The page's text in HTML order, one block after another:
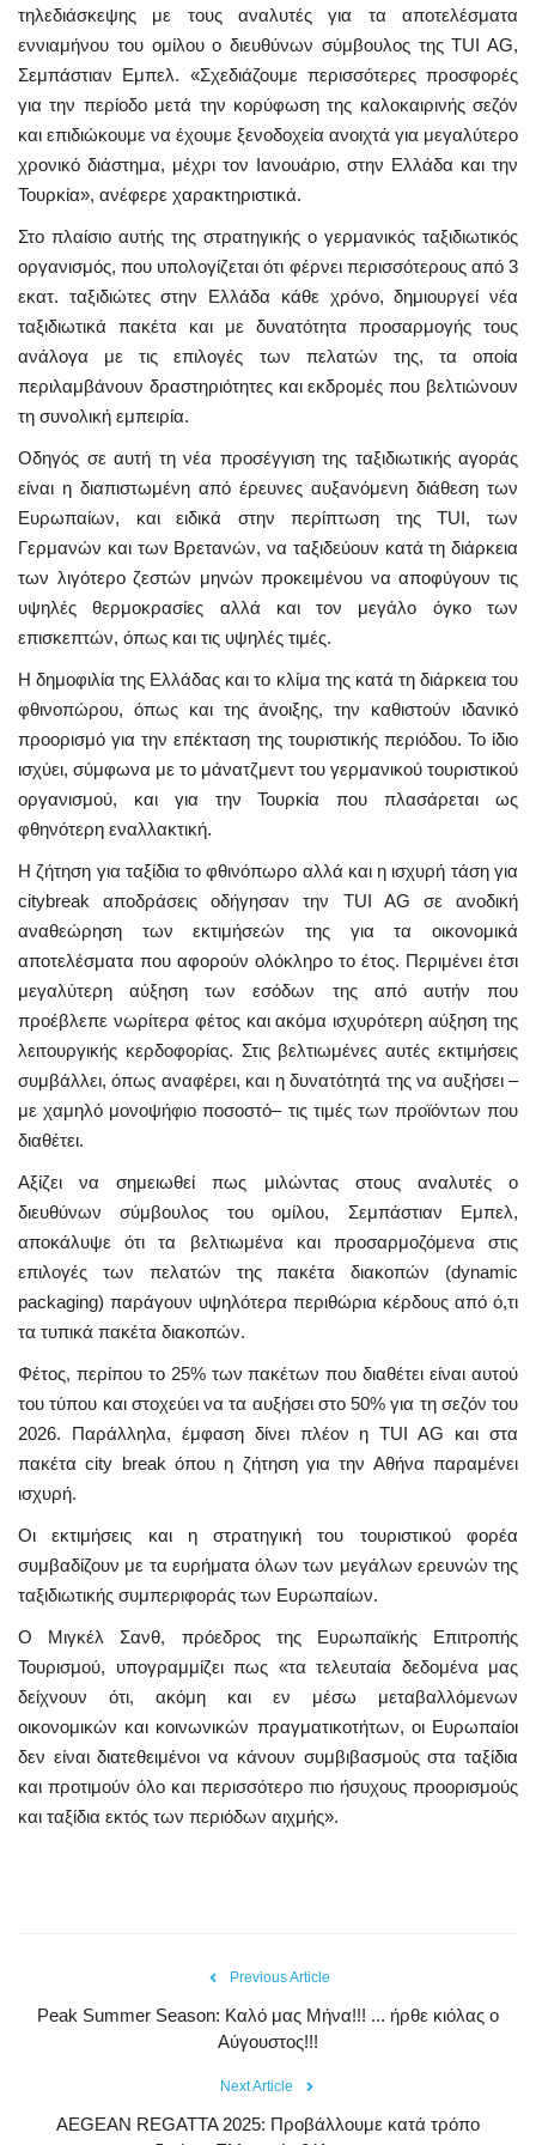
τηλεδιάσκεψης με τους αναλυτές για τα αποτελέσματα
εννιαμήνου του ομίλου ο διευθύνων σύμβουλος της TUI AG,
Σεμπάστιαν Εμπελ. «Σχεδιάζουμε περισσότερες προσφορές
για την περίοδο μετά την κορύφωση της καλοκαιρινής σεζόν
και επιδιώκουμε να έχουμε ξενοδοχεία ανοιχτά για μεγαλύτερο
χρονικό διάστημα, μέχρι τον Ιανουάριο, στην Ελλάδα και την
Τουρκία», ανέφερε χαρακτηριστικά.
Στο πλαίσιο αυτής της στρατηγικής ο γερμανικός ταξιδιωτικός
οργανισμός, που υπολογίζεται ότι φέρνει περισσότερους από 3
εκατ. ταξιδιώτες στην Ελλάδα κάθε χρόνο, δημιουργεί νέα
ταξιδιωτικά πακέτα και με δυνατότητα προσαρμογής τους
ανάλογα με τις επιλογές των πελατών της, τα οποία
περιλαμβάνουν δραστηριότητες και εκδρομές που βελτιώνουν
τη συνολική εμπειρία.
Οδηγός σε αυτή τη νέα προσέγγιση της ταξιδιωτικής αγοράς
είναι η διαπιστωμένη από έρευνες αυξανόμενη διάθεση των
Ευρωπαίων, και ειδικά στην περίπτωση της TUI, των
Γερμανών και των Βρετανών, να ταξιδεύουν κατά τη διάρκεια
των λιγότερο ζεστών μηνών προκειμένου να αποφύγουν τις
υψηλές θερμοκρασίες αλλά και τον μεγάλο όγκο των
επισκεπτών, όπως και τις υψηλές τιμές.
Η δημοφιλία της Ελλάδας και το κλίμα της κατά τη διάρκεια του
φθινοπώρου, όπως και της άνοιξης, την καθιστούν ιδανικό
προορισμό για την επέκταση της τουριστικής περιόδου. Το ίδιο
ισχύει, σύμφωνα με το μάνατζμεντ του γερμανικού τουριστικού
οργανισμού, και για την Τουρκία που πλασάρεται ως
φθηνότερη εναλλακτική.
Η ζήτηση για ταξίδια το φθινόπωρο αλλά και η ισχυρή τάση για
citybreak αποδράσεις οδήγησαν την TUI AG σε ανοδική
αναθεώρηση των εκτιμήσεών της για τα οικονομικά
αποτελέσματα που αφορούν ολόκληρο το έτος. Περιμένει έτσι
μεγαλύτερη αύξηση των εσόδων της από αυτήν που
προέβλεπε νωρίτερα φέτος και ακόμα ισχυρότερη αύξηση της
λειτουργικής κερδοφορίας. Στις βελτιωμένες αυτές εκτιμήσεις
συμβάλλει, όπως αναφέρει, και η δυνατότητά της να αυξήσει –
με χαμηλό μονοψήφιο ποσοστό– τις τιμές των προϊόντων που
διαθέτει.
Αξίζει να σημειωθεί πως μιλώντας στους αναλυτές ο
διευθύνων σύμβουλος του ομίλου, Σεμπάστιαν Εμπελ,
αποκάλυψε ότι τα βελτιωμένα και προσαρμοζόμενα στις
επιλογές των πελατών της πακέτα διακοπών (dynamic
packaging) παράγουν υψηλότερα περιθώρια κέρδους από ό,τι
τα τυπικά πακέτα διακοπών.
Φέτος, περίπου το 25% των πακέτων που διαθέτει είναι αυτού
του τύπου και στοχεύει να τα αυξήσει στο 50% για τη σεζόν του
2026. Παράλληλα, έμφαση δίνει πλέον η TUI AG και στα
πακέτα city break όπου η ζήτηση για την Αθήνα παραμένει
ισχυρή.
Οι εκτιμήσεις και η στρατηγική του τουριστικού φορέα
συμβαδίζουν με τα ευρήματα όλων των μεγάλων ερευνών της
ταξιδιωτικής συμπεριφοράς των Ευρωπαίων.
Ο Μιγκέλ Σανθ, πρόεδρος της Ευρωπαϊκής Επιτροπής
Τουρισμού, υπογραμμίζει πως «τα τελευταία δεδομένα μας
δείχνουν ότι, ακόμη και εν μέσω μεταβαλλόμενων
οικονομικών και κοινωνικών πραγματικοτήτων, οι Ευρωπαίοι
δεν είναι διατεθειμένοι να κάνουν συμβιβασμούς στα ταξίδια
και προτιμούν όλο και περισσότερο πιο ήσυχους προορισμούς
και ταξίδια εκτός των περιόδων αιχμής».
Previous Article
Peak Summer Season: Kαλό μας Μήνα!!! ... ήρθε κιόλας ο
Αύγουστος!!!
Next Article
AEGEAN REGATTA 2025: Προβάλλουμε κατά τρόπο